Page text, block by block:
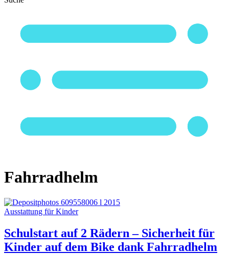
Fahrradhelm
Ausstattung für Kinder
Schulstart auf 2 Rädern – Sicherheit für
Kinder auf dem Bike dank Fahrradhelm